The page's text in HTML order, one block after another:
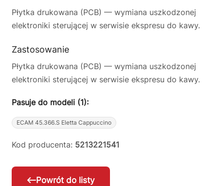
Płytka drukowana (PCB) — wymiana uszkodzonej
elektroniki sterującej w serwisie ekspresu do kawy.
Zastosowanie
Płytka drukowana (PCB) — wymiana uszkodzonej
elektroniki sterującej w serwisie ekspresu do kawy.
Pasuje do modeli (1):
ECAM 45.366.S Eletta Cappuccino
Kod producenta: 5213221541
Powrót do listy